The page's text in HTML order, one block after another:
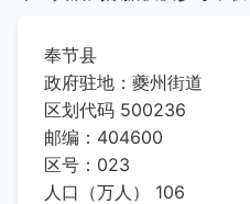
奉节县
政府驻地：夔州街道
区划代码 500236
邮编：404600
区号：023
人口（万人） 106